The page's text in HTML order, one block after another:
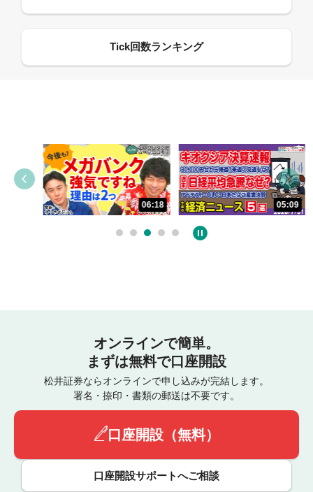
06:18 05:09
オンラインで簡単。
まずは無料で口座開設
松井証券ならオンラインで申し込みが完結します。
署名・捺印・書類の郵送は不要です。
口座開設（無料）
口座開設サポートへご相談